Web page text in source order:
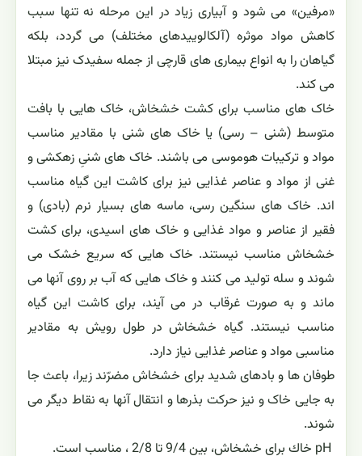
«مرفین» می شود و آبیاری زیاد در این مرحله نه تنها سبب
کاهش مواد موثره (آلکالوییدهای مختلف) می گردد، بلکه
گیاهان را به انواع بیماری های قارچی از جمله سفیدک نیز مبتلا
می کند.
خاک های مناسب برای کشت خشخاش، خاک هایی با بافت
متوسط (شنی – رسی) یا خاک های شنی با مقادیر مناسب
مواد و ترکیبات هوموسی می باشند. خاک های شنیِ زهکشی و
غنی از مواد و عناصر غذایی نیز برای کاشت این گیاه مناسب
اند. خاک های سنگین رسی، ماسه های بسیار نرم (بادی) و
فقیر از عناصر و مواد غذایی و خاک های اسیدی، برای کشت
خشخاش مناسب نیستند. خاک هایی که سریع خشک می
شوند و سله تولید می کنند و خاک هایی که آب بر روی آنها می
ماند و به صورت غرقاب در می آیند، برای کاشت این گیاه
مناسب نیستند. گیاه خشخاش در طول رویش به مقادیر
مناسبی مواد و عناصر غذایی نیاز دارد.
طوفان ها و بادهای شدید برای خشخاش مضرّند زیرا، باعث جا
به جایی خاک و نیز حرکت بذرها و انتقال آنها به نقاط دیگر می
شوند.